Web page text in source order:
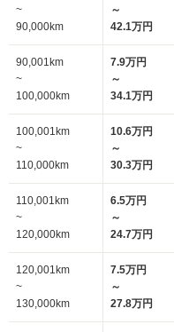
~
90,000km
～
42.1万円
90,001km
~
100,000km
7.9万円
～
34.1万円
100,001km
~
110,000km
10.6万円
～
30.3万円
110,001km
~
120,000km
6.5万円
～
24.7万円
120,001km
~
130,000km
7.5万円
～
27.8万円